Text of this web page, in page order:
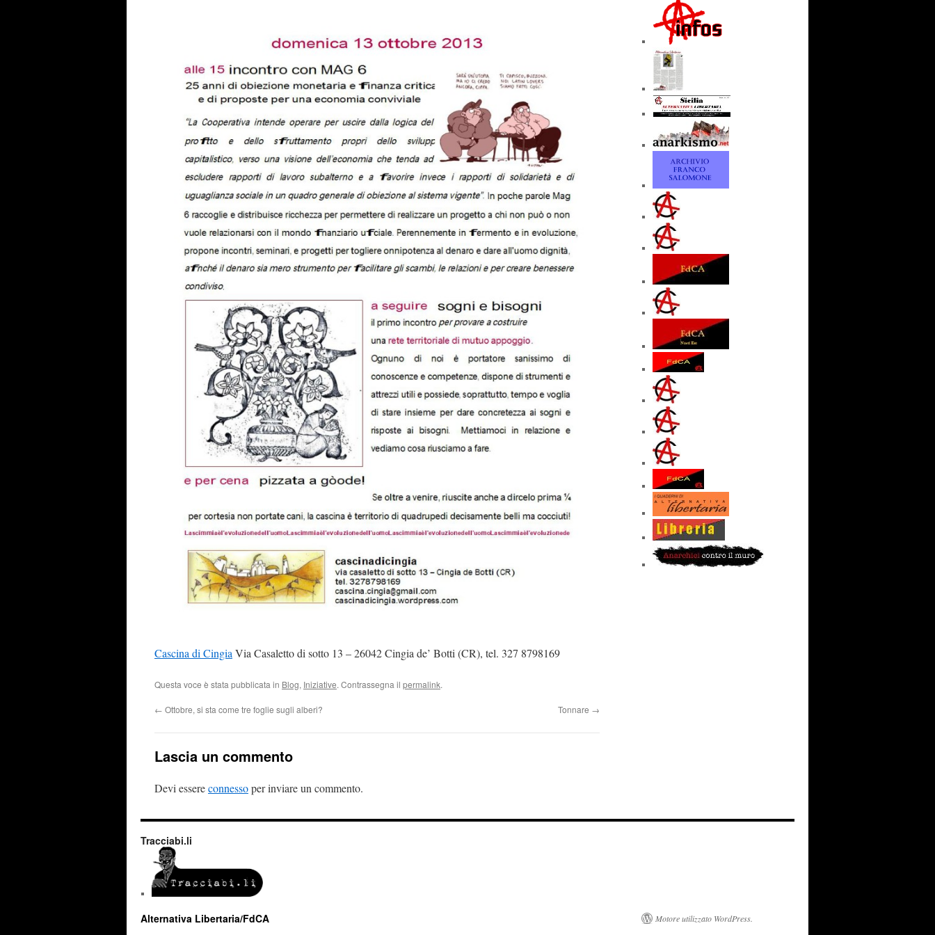
Cascina di CingiaVia Casaletto di sotto 13 – 26042 Cingia de’ Botti (CR), tel. 327 8798169
Questa voce è stata pubblicata in Blog, Iniziative. Contrassegna il permalink.
← Ottobre, si sta come tre foglie sugli alberi? Tonnare →
Lascia un commento
Devi essereconnessoper inviare un commento.
Tracciabi.li
Alternativa Libertaria/FdCA Motore utilizzato WordPress.